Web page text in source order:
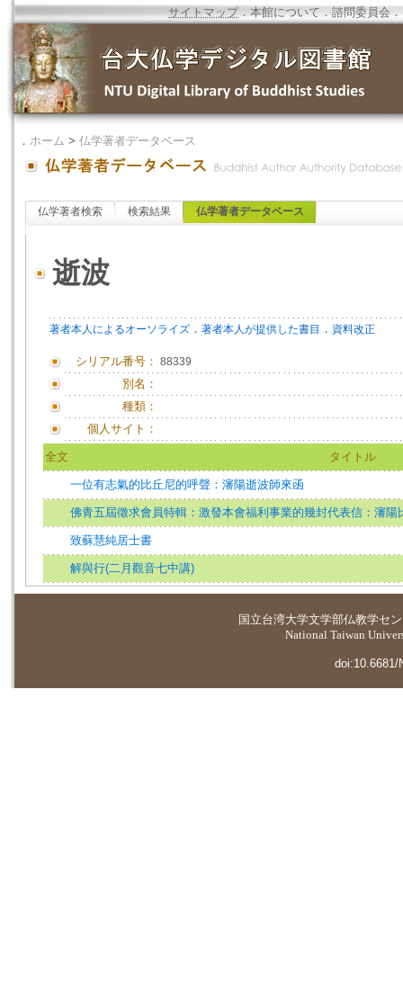
サイトマップ．本館について ．諮問委員会 ．
． ホーム > 仏学著者データベース
仏学著者検索 検索結果 仏学著者データベース
逝波
著者本人によるオーソライズ ． 著者本人が提供した書目 ． 資料改正
シリアル番号： 88339
別名：
種類：
個人サイト：
全文 タイトル
一位有志氣的比丘尼的呼聲：瀋陽逝波師來函
佛青五屆徵求會員特輯：激發本會福利事業的幾封代表信：瀋陽
致蘇慧純居士書
解與行(二月觀音七中講)
国立台湾大学文学部仏教学セ
National Taiwan
doi:10.6681/